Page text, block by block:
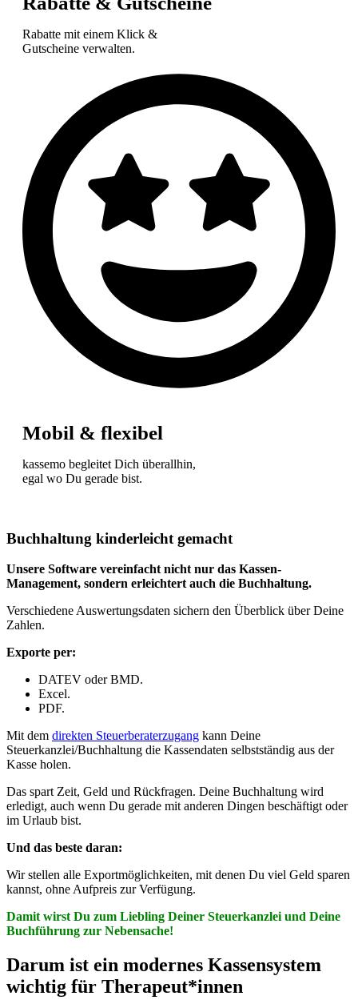
Rabatte mit einem Klick &
Gutscheine verwalten.
Mobil & flexibel
kassemo begleitet Dich überallhin,
egal wo Du gerade bist.
Buchhaltung kinderleicht gemacht
Unsere Software vereinfacht nicht nur das Kassen-
Management, sondern erleichtert auch die Buchhaltung.
Verschiedene Auswertungsdaten sichern den Überblick über Deine
Zahlen.
Exporte per:
DATEV oder BMD.
Excel.
PDF.
Mit dem direkten Steuerberaterzugang kann Deine
Steuerkanzlei/Buchhaltung die Kassendaten selbstständig aus der
Kasse holen.
Das spart Zeit, Geld und Rückfragen. Deine Buchhaltung wird
erledigt, auch wenn Du gerade mit anderen Dingen beschäftigt oder
im Urlaub bist.
Und das beste daran:
Wir stellen alle Exportmöglichkeiten, mit denen Du viel Geld sparen
kannst, ohne Aufpreis zur Verfügung.
Damit wirst Du zum Liebling Deiner Steuerkanzlei und Deine
Buchführung zur Nebensache!
Darum ist ein modernes Kassensystem
wichtig für Therapeut*innen